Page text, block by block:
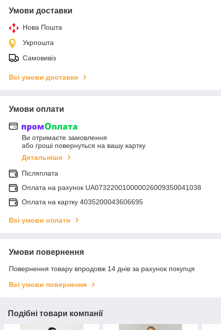
Умови доставки
Нова Пошта
Укрпошта
Самовивіз
Всі умови доставки
Умови оплати
Ви отримаєте замовлення
або гроші повернуться на вашу картку
Детальніше
Післяплата
Оплата на рахунок UA073220010000026009350041038
Оплата на картку 4035200043606695
Всі умови оплати
Умови повернення
Повернення товару впродовж 14 днів за рахунок покупця
Всі умови повернення
Подібні товари компанії